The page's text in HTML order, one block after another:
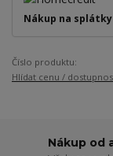
Nákup na splátky
Číslo produktu:
Hlídat cenu /
Nákup od